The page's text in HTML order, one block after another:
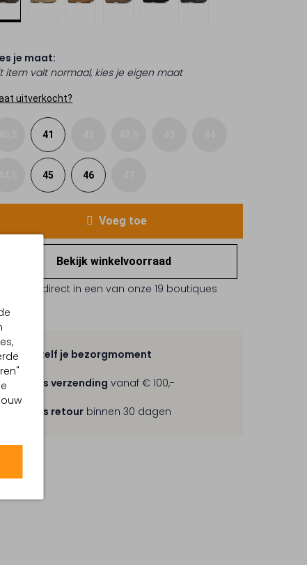
je maat:
item valt normaal, kies je eigen maat
uitverkocht?
41
45 46
Voeg toe
Bekijk winkelvoorraad
direct in een van onze 19 boutiques
Kies zelf je bezorgmoment
Gratis verzending vanaf € 100,-
Gratis retour binnen 30 dagen